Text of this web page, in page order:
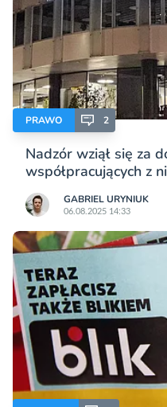
PRAWO 2
Nadzór wziął się za
współpracujących z
GABRIEL URYNIUK
06.08.2025 14:33